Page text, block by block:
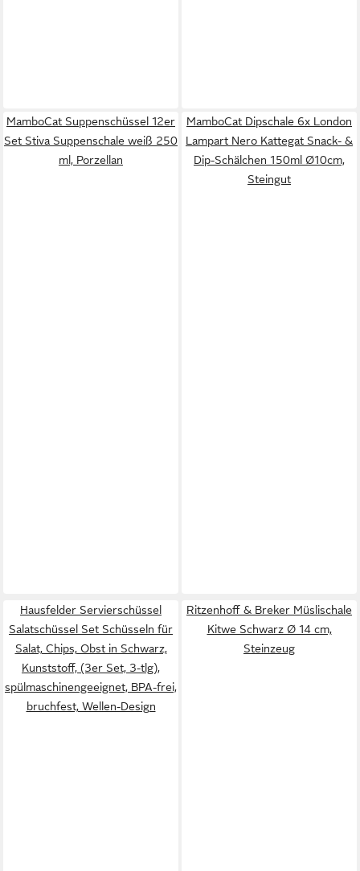
MamboCat Suppenschüssel 12er
Set Stiva Suppenschale weiß 250
ml, Porzellan
MamboCat Dipschale 6x London
Lampart Nero Kattegat Snack- &
Dip-Schälchen 150ml Ø10cm,
Steingut
Hausfelder Servierschüssel
Salatschüssel Set Schüsseln für
Salat, Chips, Obst in Schwarz,
Kunststoff, (3er Set, 3-tlg),
spülmaschinengeeignet, BPA-frei,
bruchfest, Wellen-Design
Ritzenhoff & Breker Müslischale
Kitwe Schwarz Ø 14 cm,
Steinzeug